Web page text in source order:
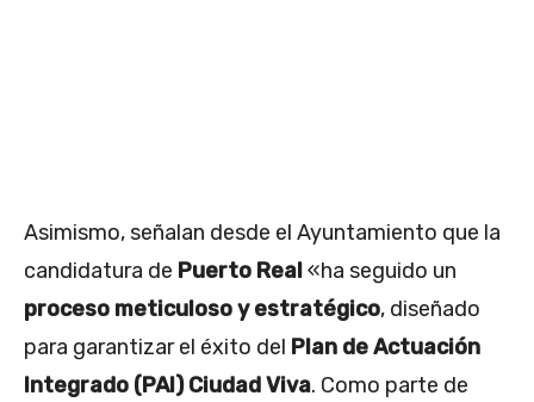
Asimismo, señalan desde el Ayuntamiento que la
candidatura de Puerto Real«ha seguido un
proceso meticuloso y estratégico, diseñado
para garantizar el éxito del Plan de Actuación
Integrado (PAI) Ciudad Viva. Como parte de